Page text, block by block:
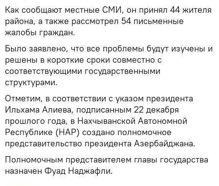
Как сообщают местные СМИ, он принял 44 жителя
района, а также рассмотрел 54 письменные
жалобы граждан.
Было заявлено, что все проблемы будут изучены и
решены в короткие сроки совместно с
соответствующими государственными
структурами.
Отметим, в соответствии с указом президента
Ильхама Алиева, подписанным 22 декабря
прошлого года, в Нахчыванcкой Автономной
Республике (НАР) создано полномочное
представительство президента Азербайджана.
Полномочным представителем главы государства
назначен Фуад Наджафли.